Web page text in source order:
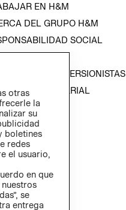
EN H&M
DEL GRUPO H&M
SOCIAL
CON INVERSIONISTAS
EMPRESARIAL
otras
la
su
boletines
redes
el usuario,
en que
se
entrega